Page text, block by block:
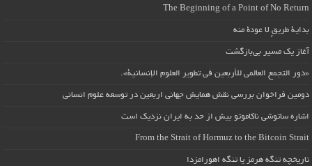
The Beginning of a Point of No Return
بداية طريقٍ لا عودة منه
آغاز یک مسیر بی‌بازگشت
«دور التجمع العالمي للأربعين في تطوير العلوم الإنسانية».
دومین فراخوان بررسی نقش همایش جهانی اربعین در توسعه علوم انسانی
اشاره ساتوشی ناکاموتو بیش از حد به ایران نزدیک است
From the Strait of Hormuz to the Bitcoin Strait
تاریخچه تنگه هرمز یا تنگه اهورامزدا